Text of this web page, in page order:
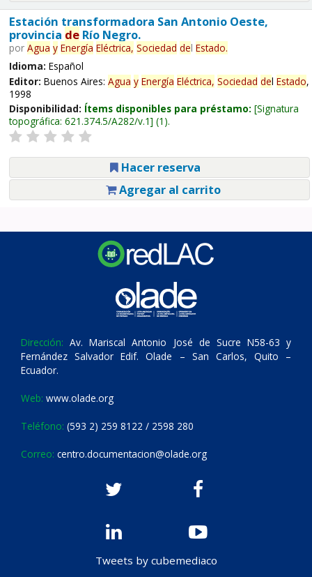
Estación transformadora San Antonio Oeste,
provincia deRío Negro.
por Agua y Energía Eléctrica, Sociedad del Estado.
Idioma: Español
Editor: Buenos Aires: Agua y Energía Eléctrica, Sociedad del Estado,
1998
Disponibilidad: Ítems disponibles para préstamo: Signatura
topográfica: 621.374.5/A282/v.1 (1).
Hacer reserva
Agregar al carrito
Dirección: Av. Mariscal Antonio José de Sucre N58-63 y
Fernández Salvador Edif. Olade – San Carlos, Quito –
Ecuador.
Web: www.olade.org
Teléfono: (593 2) 259 8122 / 2598 280
Correo: centro.documentacion@olade.org
Tweets by cubemediaco